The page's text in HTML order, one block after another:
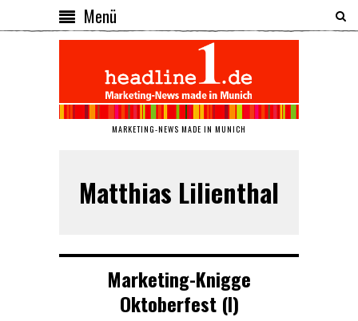
Menü
MARKETING-NEWS MADE IN MUNICH
Matthias Lilienthal
Marketing-Knigge
Oktoberfest (I)